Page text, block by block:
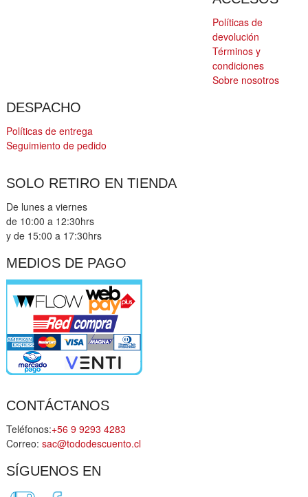
Políticas de
devolución
Términos y
condiciones
Sobre nosotros
DESPACHO
Políticas de entrega
Seguimiento de pedido
SOLO RETIRO EN TIENDA
De lunes a viernes
de 10:00 a 12:30hrs
y de 15:00 a 17:30hrs
MEDIOS DE PAGO
CONTÁCTANOS
Teléfonos:+56 9 9293 4283
Correo: sac@tododescuento.cl
SÍGUENOS EN